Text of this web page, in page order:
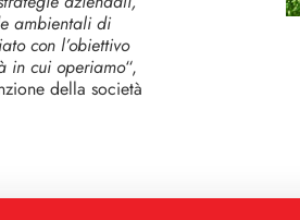
ambientali di
con l’obiettivo
in cui operiamo“,
della società